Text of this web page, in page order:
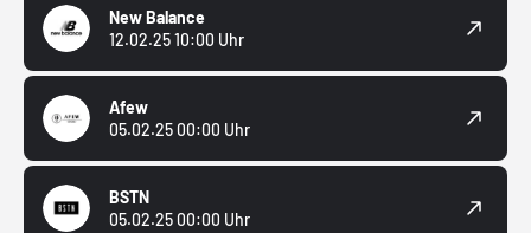
New Balance
12.02.25 10:00 Uhr
Afew
05.02.25 00:00 Uhr
BSTN
05.02.25 00:00 Uhr